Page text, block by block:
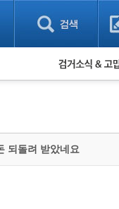
검거 소식
되돌려 받았네요